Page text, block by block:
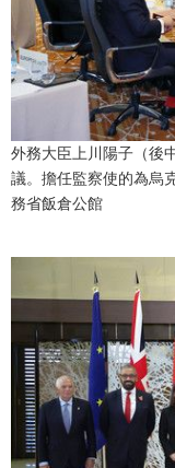
運動
娛樂
教育
工作勞動
家庭
醫療健康
語言
東京
外務大臣上川陽子（後
議。擔任監察使的為烏
務省飯倉公館